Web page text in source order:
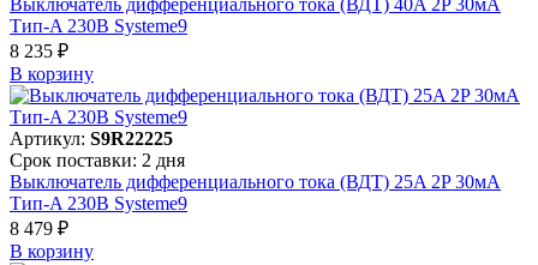
Тип-A 230В Systeme9
8 235 ₽
В корзинy
Артикул: S9R22225
Срок поставки: 2 дня
Выключатель дифференциального тока (ВДТ) 25A 2P 30мА
Тип-A 230В Systeme9
8 479 ₽
В корзинy